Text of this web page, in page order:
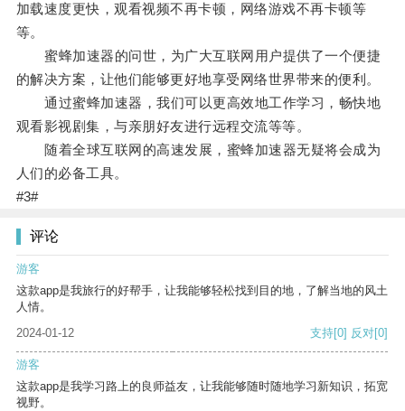
加载速度更快，观看视频不再卡顿，网络游戏不再卡顿等
等。
蜜蜂加速器的问世，为广大互联网用户提供了一个便捷
的解决方案，让他们能够更好地享受网络世界带来的便利。
通过蜜蜂加速器，我们可以更高效地工作学习，畅快地
观看影视剧集，与亲朋好友进行远程交流等等。
随着全球互联网的高速发展，蜜蜂加速器无疑将会成为
人们的必备工具。
#3#
评论
游客
这款app是我旅行的好帮手，让我能够轻松找到目的地，了解当地的风土
人情。
2024-01-12
支持[0] 反对[0]
游客
这款app是我学习路上的良师益友，让我能够随时随地学习新知识，拓宽
视野。